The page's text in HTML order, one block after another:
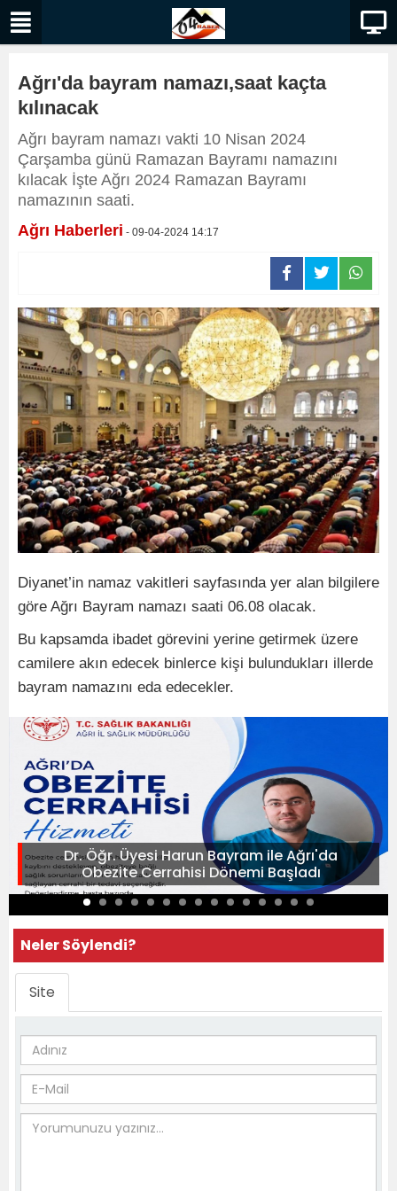
Ağrı'da bayram namazı,saat kaçta
kılınacak
Ağrı bayram namazı vakti 10 Nisan 2024
Çarşamba günü Ramazan Bayramı namazını
kılacak İşte Ağrı 2024 Ramazan Bayramı
namazının saati.
Ağrı Haberleri - 09-04-2024 14:17
Diyanet’in namaz vakitleri sayfasında yer alan bilgilere
göre Ağrı Bayram namazı saati 06.08 olacak.
Bu kapsamda ibadet görevini yerine getirmek üzere
camilere akın edecek binlerce kişi bulundukları illerde
bayram namazını eda edecekler.
Dr. Öğr. Üyesi Harun Bayram ile Ağrı'da
Obezite Cerrahisi Dönemi Başladı
Neler Söylendi?
Site